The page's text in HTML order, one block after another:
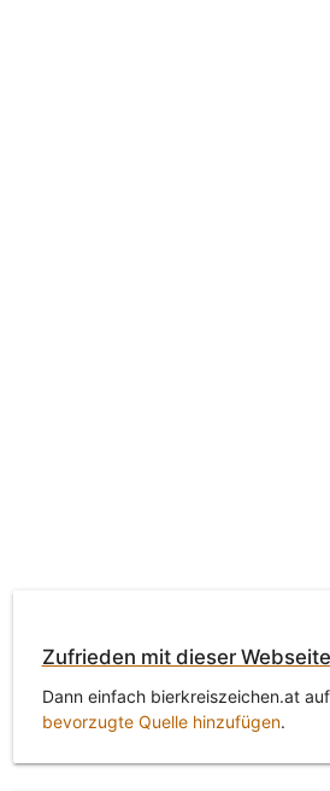
Zufrieden mit dieser
Dann einfach bierkreiszeichen.at
bevorzugte Quelle hinzufügen.